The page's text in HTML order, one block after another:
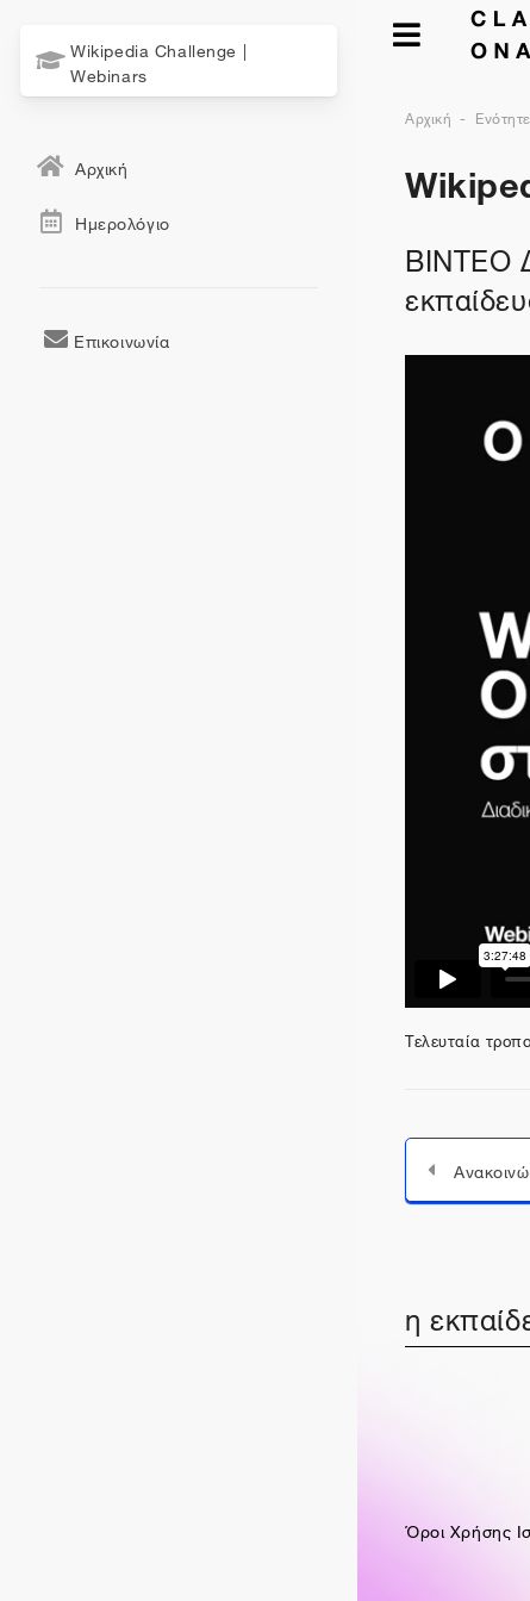
Αρχική
ΒΙΝΤΕΟ
Τελευταία
Wikipedia Challenge |
Webinars
Αρχική
Ημερολόγιο
Επικοινωνία
η
Όροι Χρήσης